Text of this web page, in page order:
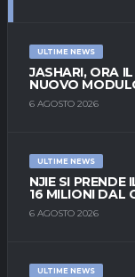
ULTIME NEWS
JASHARI, ORA
NUOVO
6 AGOSTO 2026
ULTIME NEWS
NJIE SI PRENDE
16 MILIONI DAL
6 AGOSTO 2026
ULTIME NEWS